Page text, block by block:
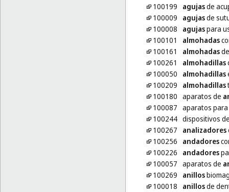
100199
agujasde
100009
agujasde
100008
agujaspara
100101
almohadas
100161
almohadas
100261
almohadillas
100050
almohadillas
100209
almohadillas
100180 aparatos de
100087 aparatos para
100244 dispositivos
100267
analizadores
100256
andadores
100226
andadores
100057 aparatos de
100269
anillos
100018
anillosde